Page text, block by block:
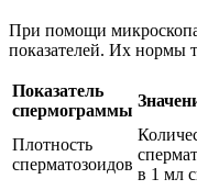
При помощи
показателей. Их нормы
Показатель
спермограммы
Плотность
сперматозоидов
в 1 мл